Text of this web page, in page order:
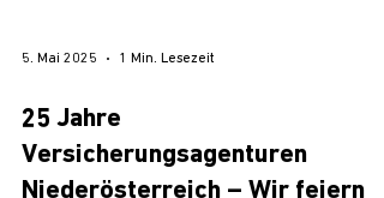
5. Mai 2025 1 Min. Lesezeit
25 Jahre